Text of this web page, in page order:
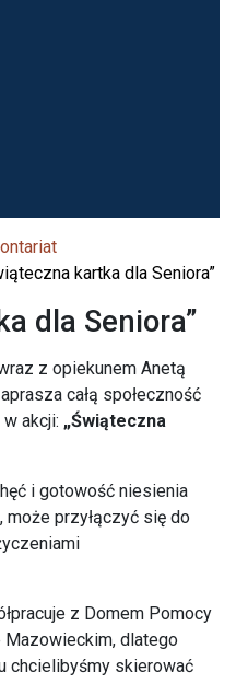
kartka dla Seniora”
dla Seniora”
z opiekunem Anetą
całą społeczność
akcji: „Świąteczna
i gotowość niesienia
może przyłączyć się do
z Domem Pomocy
Mazowieckim, dlatego
chcielibyśmy skierować